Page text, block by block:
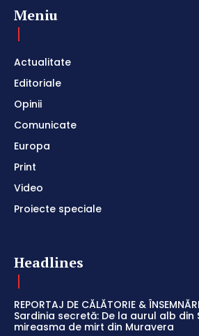
Meniu
Actualitate
Editoriale
Opinii
Comunicate
Europa
Print
Video
Proiecte speciale
Headlines
REPORTAJ DE CĂLĂTORIE &
Sardinia secretă: De la aurul alb din
mireasma de mirt din Muravera